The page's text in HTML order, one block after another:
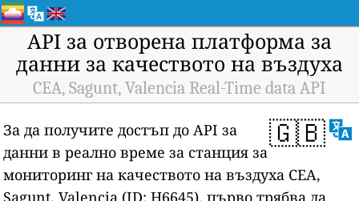
API за отворена платформа за
данни за качеството на въздуха
CEA, Sagunt, Valencia Real-Time data API
🇬🇧
За да получите достъп до API за
данни в реално време за станция за
мониторинг на качеството на въздуха CEA,
Sagunt, Valencia (ID: H6645), първо трябва да